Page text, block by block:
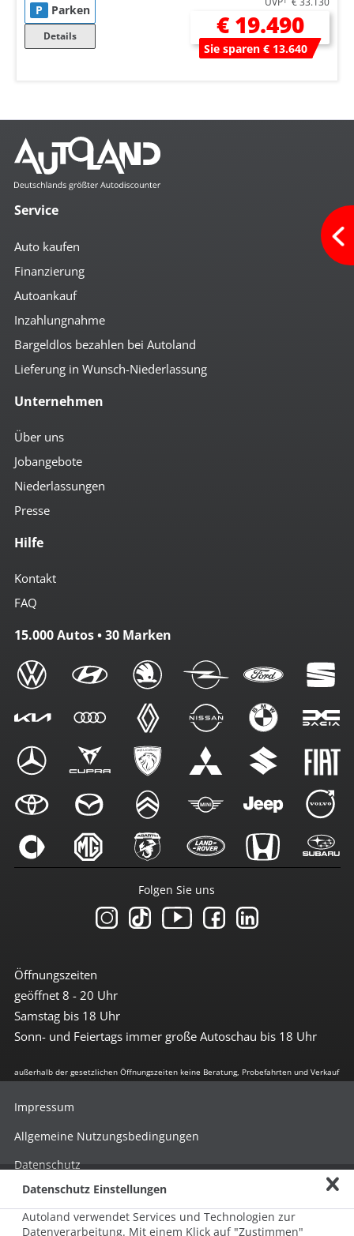
P Parken
Details € 19.490
Sie sparen € 13.640
Service
Auto kaufen
Finanzierung
Autoankauf
Inzahlungnahme
Bargeldlos bezahlen bei Autoland
Lieferung in Wunsch-Niederlassung
Unternehmen
Über uns
Jobangebote
Niederlassungen
Presse
Hilfe
Kontakt
FAQ
15.000 Autos • 30 Marken
Öffnungszeiten
geöffnet 8 - 20 Uhr
Samstag bis 18 Uhr
Sonn- und Feiertags immer große Autoschau bis 18 Uhr
Folgen Sie uns
außerhalb der gesetzlichen Öffnungszeiten keine Beratung, Probefahrten und Verkauf
Impressum
Allgemeine Nutzungsbedingungen
Datenschutz
Hinweisgebersystem nach HinSchG
Beschwerde nach LkSG
Datenschutz Einstellungen
Autoland verwendet Services und Technologien zur
Datenverarbeitung. Mit einem Klick auf "Zustimmen"